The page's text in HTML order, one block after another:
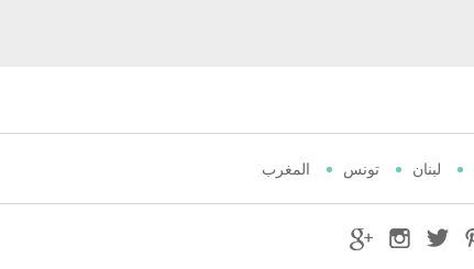
لبنان تونس المغرب